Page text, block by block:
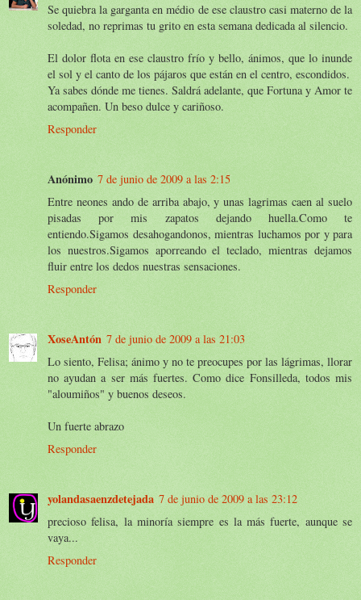
Se quiebra la garganta en médio de ese claustro casi materno de la
soledad, no reprimas tu grito en esta semana dedicada al silencio.
El dolor flota en ese claustro frío y bello, ánimos, que lo inunde
el sol y el canto de los pájaros que están en el centro, escondidos.
Ya sabes dónde me tienes. Saldrá adelante, que Fortuna y Amor te
acompañen. Un beso dulce y cariñoso.
Responder
Anónimo 7 de junio de 2009 a las 2:15
Entre neones ando de arriba abajo, y unas lagrimas caen al suelo
pisadas por mis zapatos dejando huella.Como te
entiendo.Sigamos desahogandonos, mientras luchamos por y para
los nuestros.Sigamos aporreando el teclado, mientras dejamos
fluir entre los dedos nuestras sensaciones.
Responder
XoseAntón 7 de junio de 2009 a las 21:03
Lo siento, Felisa; ánimo y no te preocupes por las lágrimas, llorar
no ayudan a ser más fuertes. Como dice Fonsilleda, todos mis
"aloumiños" y buenos deseos.
Un fuerte abrazo
Responder
yolandasaenzdetejada 7 de junio de 2009 a las 23:12
precioso felisa, la minoría siempre es la más fuerte, aunque se
vaya...
Responder